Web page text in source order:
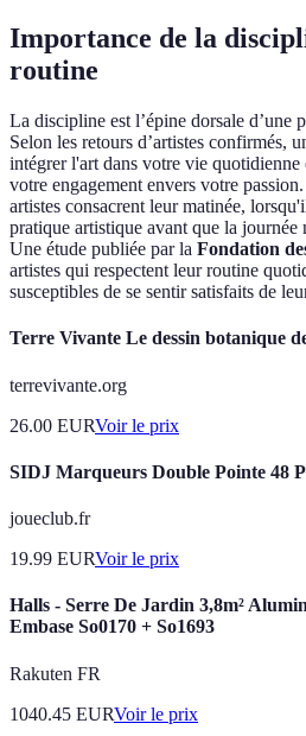
Importance de la
routine
La discipline est l’épine dorsale d’une
Selon les retours d’artistes confirmés,
intégrer l'art dans votre vie
votre engagement envers votre
artistes consacrent leur matinée,
pratique artistique avant que la journée
Une étude publiée par la Fondation
artistes qui respectent leur routine
susceptibles de se sentir satisfaits de
Terre Vivante Le dessin botanique
terrevivante.org
26.00 EURVoir le prix
SIDJ Marqueurs Double Pointe 48
joueclub.fr
19.99 EURVoir le prix
Halls - Serre De Jardin 3,8m²
Embase So0170 + So1693
Rakuten FR
1040.45 EURVoir le prix